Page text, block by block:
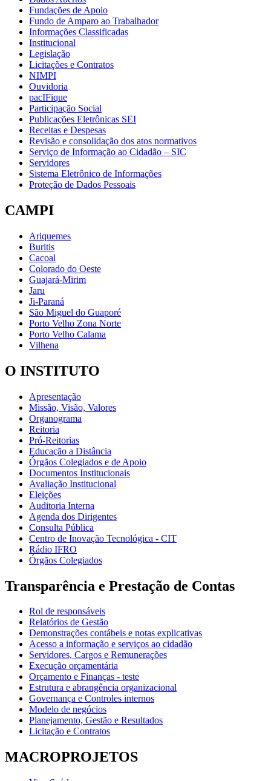
Fundações de Apoio
Fundo de Amparo ao Trabalhador
Informações Classificadas
Institucional
Legislação
Licitações e Contratos
NIMPI
Ouvidoria
pacIFique
Participação Social
Publicações Eletrônicas SEI
Receitas e Despesas
Revisão e consolidação dos atos normativos
Serviço de Informação ao Cidadão – SIC
Servidores
Sistema Eletrônico de Informações
Proteção de Dados Pessoais
CAMPI
Ariquemes
Buritis
Cacoal
Colorado do Oeste
Guajará-Mirim
Jaru
Ji-Paraná
São Miguel do Guaporé
Porto Velho Zona Norte
Porto Velho Calama
Vilhena
O INSTITUTO
Apresentação
Missão, Visão, Valores
Organograma
Reitoria
Pró-Reitorias
Educação a Distância
Órgãos Colegiados e de Apoio
Documentos Institucionais
Avaliação Institucional
Eleições
Auditoria Interna
Agenda dos Dirigentes
Consulta Pública
Centro de Inovação Tecnológica - CIT
Rádio IFRO
Órgãos Colegiados
Transparência e Prestação de Contas
Rol de responsáveis
Relatórios de Gestão
Demonstrações contábeis e notas explicativas
Acesso a informação e serviços ao cidadão
Servidores, Cargos e Remunerações
Execução orçamentária
Orçamento e Finanças - teste
Estrutura e abrangência organizacional
Governança e Controles internos
Modelo de negócios
Planejamento, Gestão e Resultados
Licitação e Contratos
MACROPROJETOS